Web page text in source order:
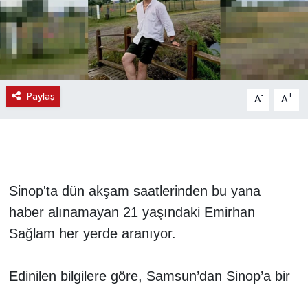
Paylaş A- A+
Sinop'ta dün akşam saatlerinden bu yana
haber alınamayan 21 yaşındaki Emirhan
Sağlam her yerde aranıyor.
Edinilen bilgilere göre, Samsun’dan Sinop’a bir